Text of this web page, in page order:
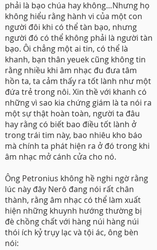
phải là bạo chúa hay không…Nhưng họ
không hiểu rằng hành vi của một con
người đôi khi có thể tàn bạo, nhưng
người đó có thể không phải là người tàn
bạo. Ôi chẳng một ai tin, có thể là
khanh, bạn thân yeuek cũng không tin
rằng nhiều khi âm nhạc đu đưa tâm
hồn ta, ta cảm thấy ra tốt lành như một
đứa trẻ trong nôi. Xin thề với khanh có
những vì sao kia chứng giám là ta nói ra
một sự thật hoàn toàn, người ta đâu
hay rằng có biết bao điều tốt lành ở
trong trái tim này, bao nhiêu kho báo
mà chính ta phát hiện ra ở đó trong khi
âm nhạc mở cánh cửa cho nó.
Ông Petronius không hề nghi ngờ rằng
lúc này đây Nerô đang nói rất chân
thành, rằng âm nhạc có thể làm xuất
hiện những khuynh hướng thường bị
đè chồng chất với hàng núi hàng núi
thói ích kỷ trụy lạc và tội ác, ông bèn
nói: